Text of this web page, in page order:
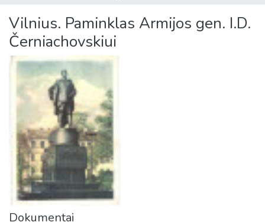
Vilnius. Paminklas Armijos gen. I.D.
Černiachovskiui
Dokumentai